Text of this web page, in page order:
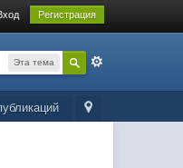
Регистрация
Эта тема